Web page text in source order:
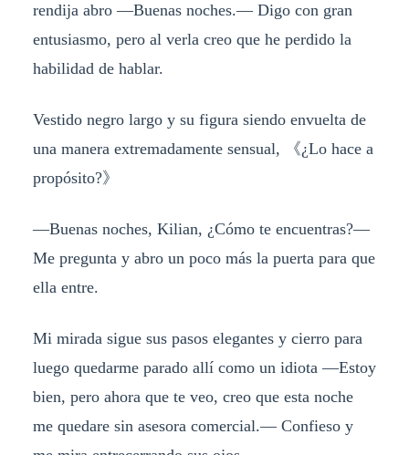
rendija abro —Buenas noches.— Digo con gran
entusiasmo, pero al verla creo que he perdido la
habilidad de hablar.
Vestido negro largo y su figura siendo envuelta de
una manera extremadamente sensual,
《¿Lo hace a
propósito?》
—Buenas noches, Kilian, ¿Cómo te encuentras?—
Me pregunta y abro un poco más la puerta para que
ella entre.
Mi mirada sigue sus pasos elegantes y cierro para
luego quedarme parado allí como un idiota —Estoy
bien, pero ahora que te veo, creo que esta noche
me quedare sin asesora comercial.— Confieso y